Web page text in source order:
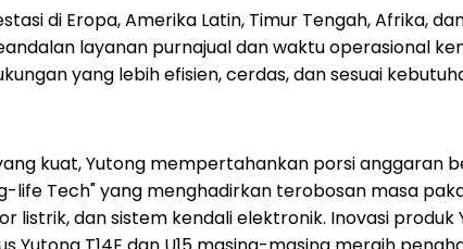
di Eropa, Amerika Latin, Timur Tengah, Afrika,
layanan purnajual dan waktu operasional
yang lebih efisien, cerdas, dan sesuai
kuat, Yutong mempertahankan porsi anggaran
life Tech" yang menghadirkan terobosan masa
listrik, dan sistem kendali elektronik. Inovasi